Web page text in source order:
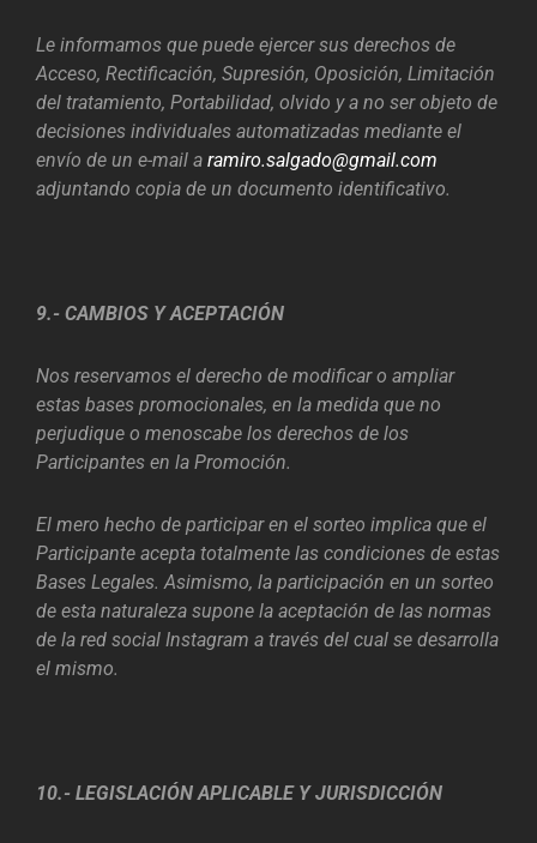
Le informamos que puede ejercer sus derechos de
Acceso, Rectificación, Supresión, Oposición, Limitación
del tratamiento, Portabilidad, olvido y a no ser objeto de
decisiones individuales automatizadas mediante el
envío de un e-mail a ramiro.salgado@gmail.com
adjuntando copia de un documento identificativo.
9.- CAMBIOS Y ACEPTACIÓN
Nos reservamos el derecho de modificar o ampliar
estas bases promocionales, en la medida que no
perjudique o menoscabe los derechos de los
Participantes en la Promoción.
El mero hecho de participar en el sorteo implica que el
Participante acepta totalmente las condiciones de estas
Bases Legales. Asimismo, la participación en un sorteo
de esta naturaleza supone la aceptación de las normas
de la red social Instagram a través del cual se desarrolla
el mismo.
10.- LEGISLACIÓN APLICABLE Y JURISDICCIÓN